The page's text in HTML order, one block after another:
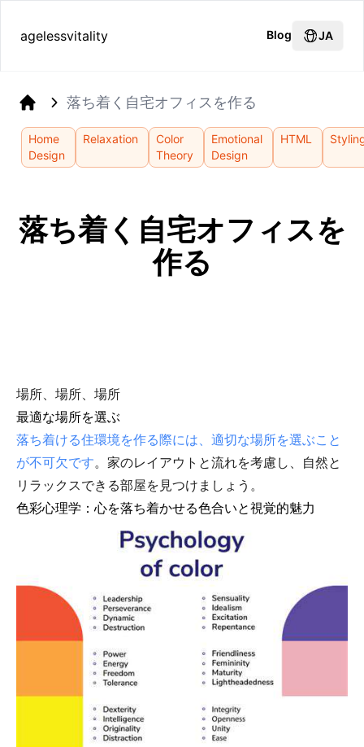
agelessvitality Blog JA
落ち着く自宅オフィスを作る
Home
Design
Relaxation
Color
Theory
Emotional
Design
HTML
落ち着く自宅オフィスを
作る
場所、場所、場所
最適な場所を選ぶ
落ち着ける住環境を作る際には、適切な場所を選ぶこと
が不可欠です。家のレイアウトと流れを考慮し、自然と
リラックスできる部屋を見つけましょう。
色彩心理学：心を落ち着かせる色合いと視覚的魅力